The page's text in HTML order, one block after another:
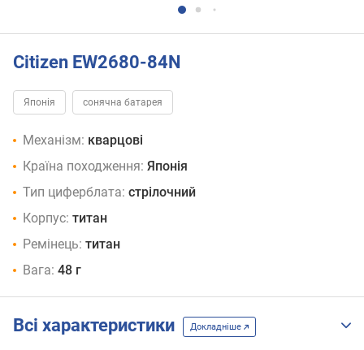
Citizen EW2680-84N
Японія сонячна батарея
Механізм: кварцові
Країна походження: Японія
Тип циферблата: стрілочний
Корпус: титан
Ремінець: титан
Вага: 48 г
Всі характеристики Докладніше